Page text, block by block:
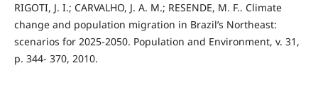
RIGOTI, J. I.; CARVALHO, J. A. M.; RESENDE, M. F.. Climate
change and population migration in Brazil’s Northeast:
scenarios for 2025-2050. Population and Environment, v. 31,
p. 344- 370, 2010.